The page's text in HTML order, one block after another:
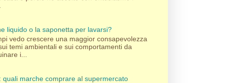
liquido o la saponetta per lavarsi?
vedo crescere una maggior consapevolezza
temi ambientali e sui comportamenti da
i...
quali marche comprare al supermercato